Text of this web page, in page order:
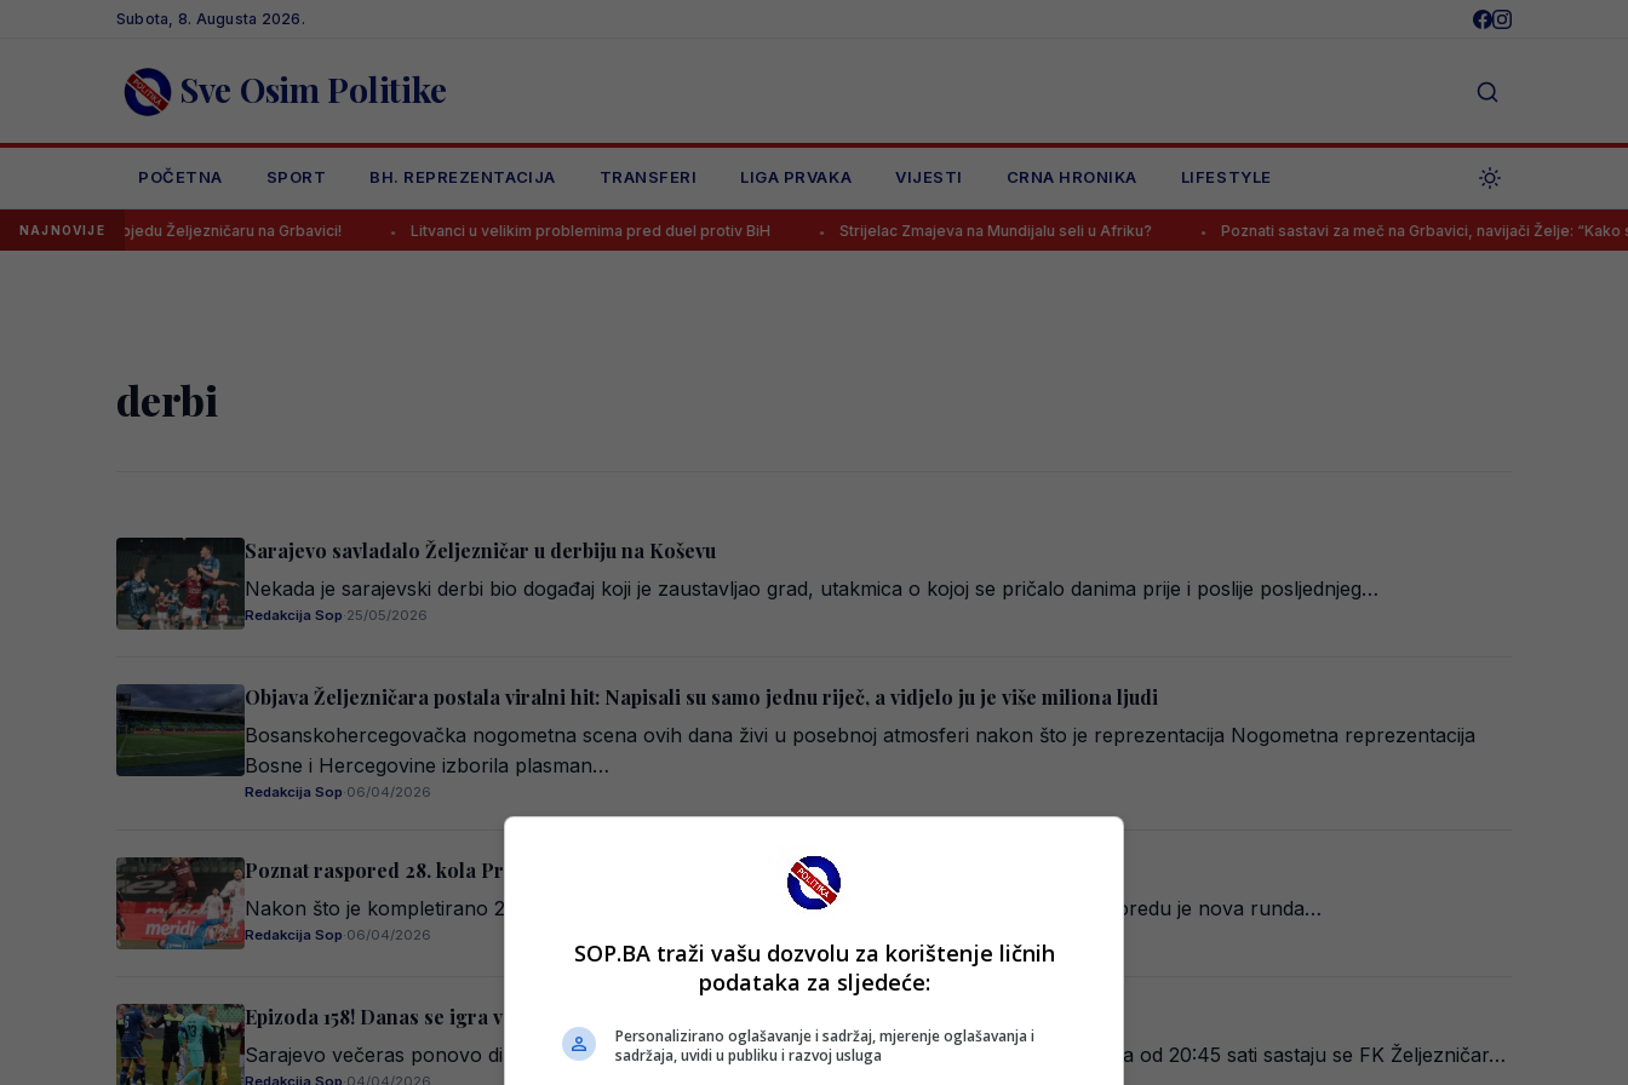
Subota, 8. Augusta 2026.
Sve Osim Politike
POČETNA SPORT BH. REPREZENTACIJA TRANSFERI LIGA PRVAKA VIJESTI CRNA HRONIKA LIFESTYLE
NAJNOVIJE
donio pobjedu Željezničaru na Grbavici! Litvanci u velikim problemima pred duel protiv BiH Strijelac Zmajeva na Mundijalu seli u Afriku? Poznati sastavi za meč na Grbavici, navijači Želje: “Kako
derbi
Sarajevo savladalo Željezničar u derbiju na Koševu
Nekada je sarajevski derbi bio događaj koji je zaustavljao grad, utakmica o kojoj se pričalo danima prije i poslije posljednjeg…
Redakcija Sop·25/05/2026
Objava Željezničara postala viralni hit: Napisali su samo jednu riječ, a vidjelo ju je više miliona ljudi
Bosanskohercegovačka nogometna scena ovih dana živi u posebnoj atmosferi nakon što je reprezentacija Nogometna reprezentacija
Bosne i Hercegovine izborila plasman…
Redakcija Sop·06/04/2026
Poznat raspored 28. kola Premijer lige BiH, derbi u subotu
Nakon što je kompletirano 27. kolo Premijer liga Bosne i Hercegovine, već za pet dana na rasporedu je nova runda…
Redakcija Sop·06/04/2026
Epizoda 158! Danas se igra veliki sarajevski derbi, evo gdje gledati utakmicu
Sarajevo večeras ponovo diše u ritmu najveće utakmice domaćeg fudbala. Na stadionu Grbavica od 20:45 sati sastaju se FK Željezničar…
Redakcija Sop·04/04/2026
SOP.BA traži vašu dozvolu za korištenje ličnih
podataka za sljedeće:
Personalizirano oglašavanje i sadržaj, mjerenje oglašavanja i
sadržaja, uvidi u publiku i razvoj usluga